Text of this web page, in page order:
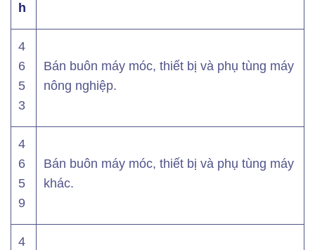
h
4
6
5
3
Bán buôn máy móc, thiết bị và phụ tùng máy
nông nghiệp.
4
6
5
9
Bán buôn máy móc, thiết bị và phụ tùng máy
khác.
4